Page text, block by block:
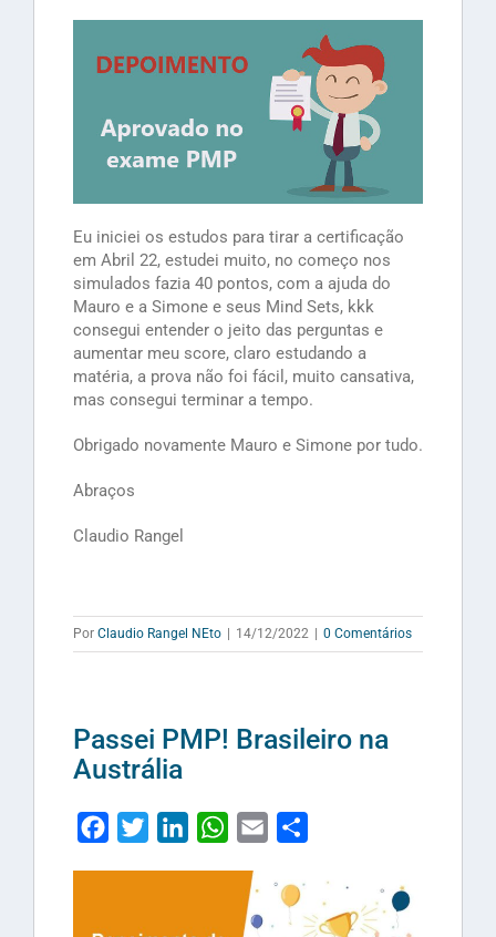
Eu iniciei os estudos para tirar a certificação
em Abril 22, estudei muito, no começo nos
simulados fazia 40 pontos, com a ajuda do
Mauro e a Simone e seus Mind Sets, kkk
consegui entender o jeito das perguntas e
aumentar meu score, claro estudando a
matéria, a prova não foi fácil, muito cansativa,
mas consegui terminar a tempo.
Obrigado novamente Mauro e Simone por tudo.
Abraços
Claudio Rangel
Por Claudio Rangel NEto 14/12/2022 0 Comentários
Passei PMP! Brasileiro na
Austrália
FacebookTwitterLinkedInWhatsApp
Email